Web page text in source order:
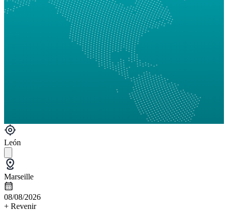
León
Marseille
08/08/2026
+ Revenir